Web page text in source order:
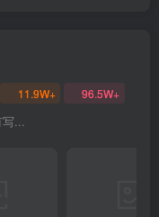
11.9W+ 96.5W+
...